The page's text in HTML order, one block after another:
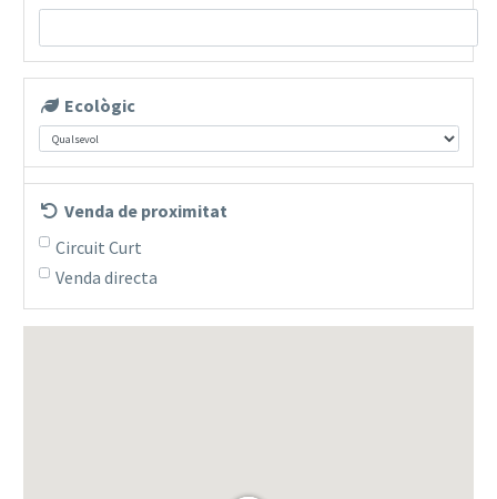
Ecològic
Venda de proximitat
Circuit Curt
Venda directa